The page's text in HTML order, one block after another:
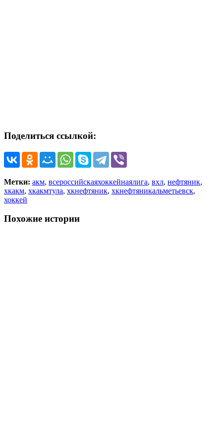
Поделиться ссылкой:
Метки: акм, всероссийскаяхоккейнаялига, вхл, нефтяник,
хкакм, хкакмтула, хкнефтяник, хкнефтяникальметьевск,
хоккей
Похожие истории